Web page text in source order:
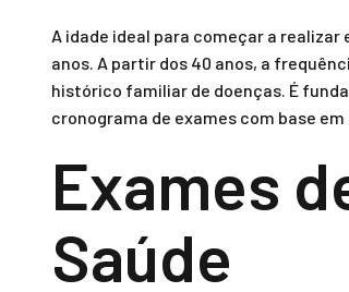
A idade ideal para começar a
anos. A partir dos 40 anos, a
histórico familiar de doenças. É
cronograma de exames com base
Exames
Saúde